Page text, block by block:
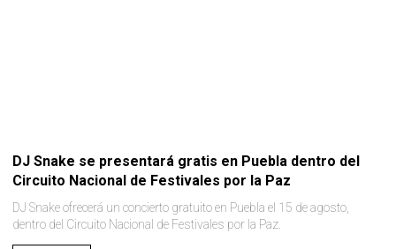
DJ Snake se presentará gratis en Puebla dentro del
Circuito Nacional de Festivales por la Paz
DJ Snake ofrecerá un concierto gratuito en Puebla el 15 de agosto,
dentro del Circuito Nacional de Festivales por la Paz.